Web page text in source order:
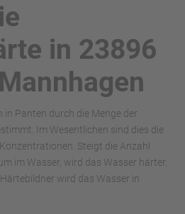
in 23896
in Panten durch die Menge der
Im Wesentlichen sind dies die
Steigt die Anzahl
im Wasser, wird das Wasser härter.
wird das Wasser in